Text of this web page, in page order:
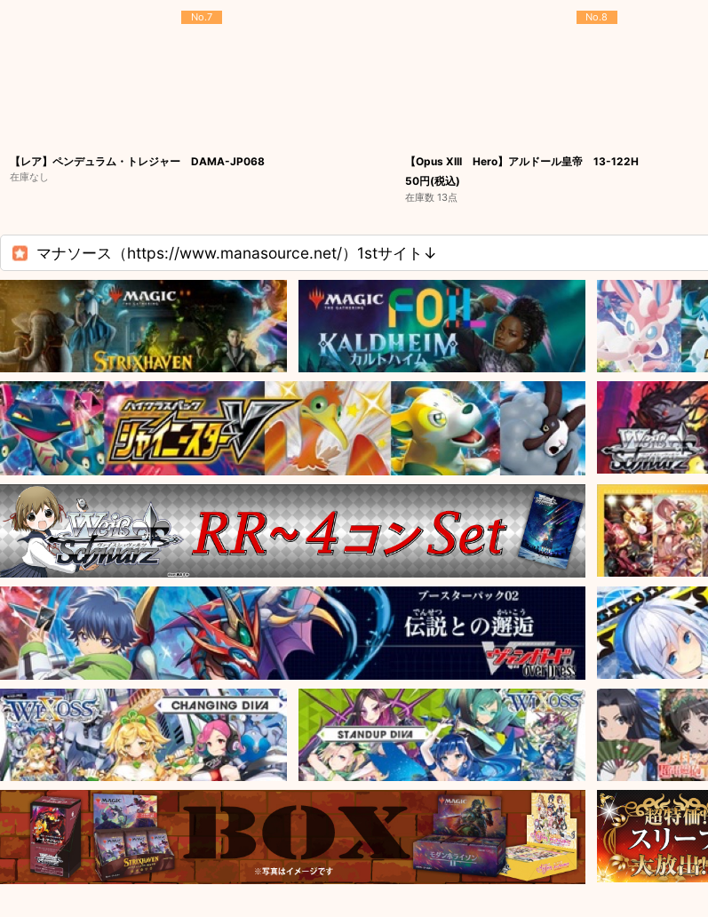
No.7
【レア】ペンデュラム・トレジャー DAMA-JP068
在庫なし
No.8
【Opus XIII Hero】アルドール皇帝 13-122H
50円(税込)
在庫数 13点
マナソース（https://www.manasource.net/）1stサイト↓